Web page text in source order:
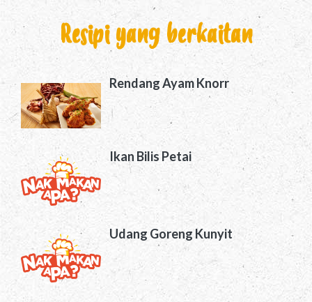
Resipi yang berkaitan
Rendang Ayam Knorr
Ikan Bilis Petai
Udang Goreng Kunyit